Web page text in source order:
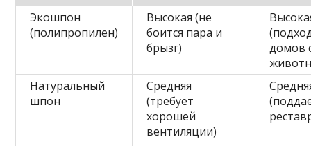
Экошпон
(полипропилен)
Высокая (не
боится пара и
брызг)
домов
Натуральный
шпон
Средняя
(требует
хорошей
вентиляции)